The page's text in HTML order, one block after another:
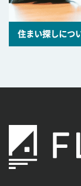
住まい探しにつ